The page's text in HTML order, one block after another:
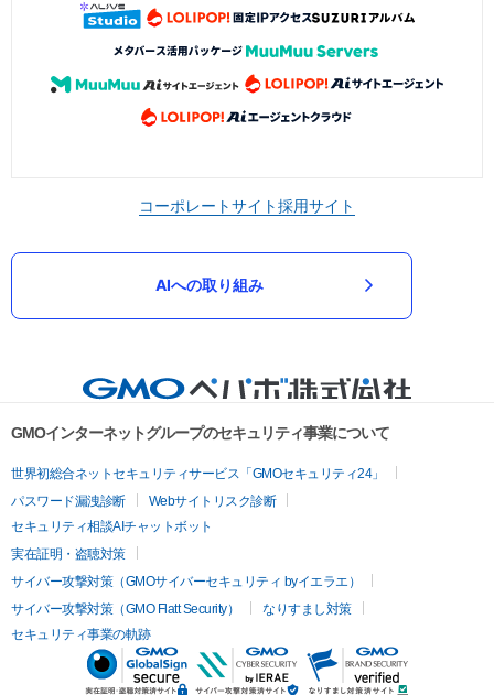
コーポレートサイト採用サイト
AIへの取り組み
GMOインターネットグループのセキュリティ事業について
世界初総合ネットセキュリティサービス「GMOセキュリティ24」
パスワード漏洩診断
Webサイトリスク診断
セキュリティ相談AIチャットボット
実在証明・盗聴対策
サイバー攻撃対策（GMOサイバーセキュリティ byイエラエ）
サイバー攻撃対策（GMO Flatt Security）
なりすまし対策
セキュリティ事業の軌跡